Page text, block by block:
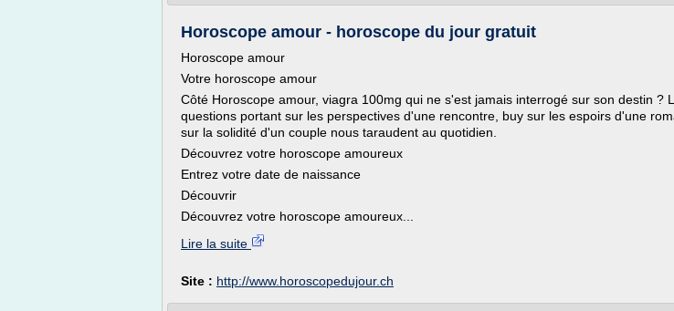
Horoscope amour - horoscope du jour gratuit
Horoscope amour
Votre horoscope amour
Côté Horoscope amour, viagra 100mg qui ne s'est jamais interrogé sur son destin ?
questions portant sur les perspectives d'une rencontre, buy sur les espoirs d'une
sur la solidité d'un couple nous taraudent au quotidien.
Découvrez votre horoscope amoureux
Entrez votre date de naissance
Découvrir
Découvrez votre horoscope amoureux...
Lire la suite
Site : http://www.horoscopedujour.ch